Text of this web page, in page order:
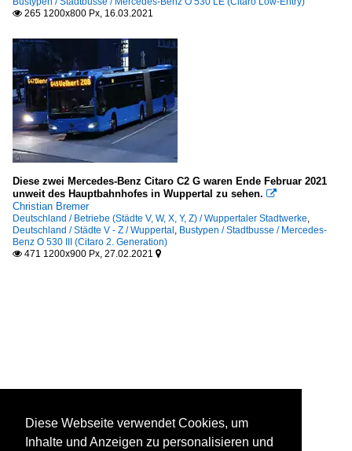
 265 1200x800 Px, 16.03.2021
Diese zwei Mercedes-Benz Citaro C2 G waren Ende Februar 2021
unweit des Hauptbahnhofes in Wuppertal zu sehen. 
Christian Bremer
Deutschland / Betriebe (Städte V, W, X, Y, Z) / Wuppertaler Stadtwerke,
Deutschland / Städte V - Z / Wuppertal, Bustypen / Stadtbusse / Mercedes-
Benz O 530 III (Citaro 2. Generation)
 471 1200x900 Px, 27.02.2021 
Diese Webseite verwendet Cookies, um
Inhalte und Anzeigen zu personalisieren und